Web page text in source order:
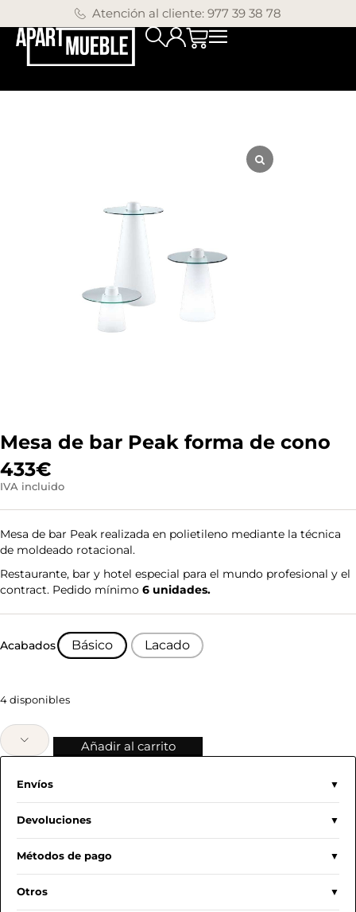
Atención al cliente: 977 39 38 78
Mesa de bar Peak forma de cono
433€
IVA incluido
Mesa de bar Peak realizada en polietileno mediante la técnica
de moldeado rotacional.
Restaurante, bar y hotel especial para el mundo profesional y el
contract. Pedido mínimo 6 unidades.
Acabados Básico Lacado
4 disponibles
Añadir al carrito
Envíos
Devoluciones
Métodos de pago
Otros